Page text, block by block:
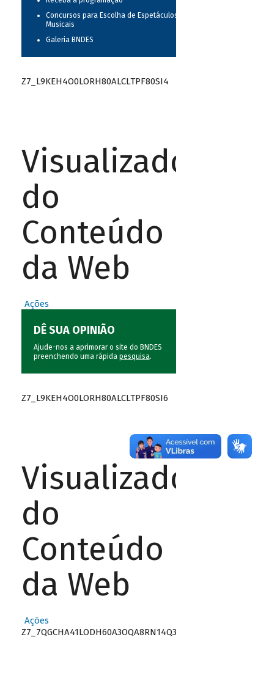
Concursos para Escolha de Espetáculos
Musicais
Galeria BNDES
Z7_L9KEH4O0LORH80ALCLTPF80SI4
Visualizador
do
Conteúdo
da Web
Ações
DÊ SUA OPINIÃO
Ajude-nos a aprimorar o site do BNDES
preenchendo uma rápida pesquisa.
Z7_L9KEH4O0LORH80ALCLTPF80SI6
Visualizador
do
Conteúdo
da Web
Ações
Z7_7QGCHA41LODH60A3OQA8RN14Q3